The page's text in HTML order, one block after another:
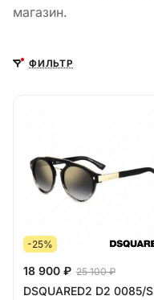
магазин.
ФИЛЬТР
-25%
18 900 ₽ 25 100 ₽
DSQUARED2 D2 0085/S